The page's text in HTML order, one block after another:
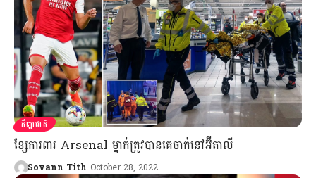
កីឡាជាតិ
ខ្សែការពារ Arsenal ម្នាក់ត្រូវបានគេចាក់នៅអ៊ីតាលី
Sovann Tith October 28, 2022